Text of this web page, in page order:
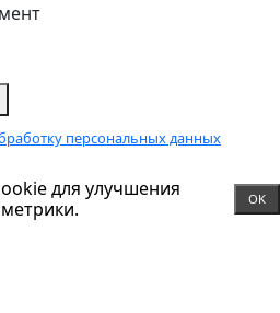
персональных данных
для улучшения
OK